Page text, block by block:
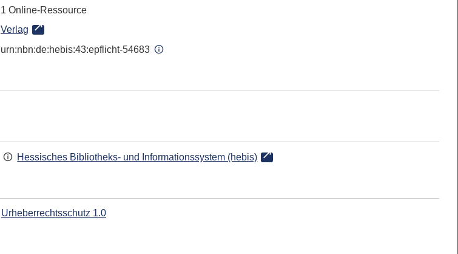
1 Online-Ressource
Verlag
urn:nbn:de:hebis:43:epflicht-54683
Hessisches Bibliotheks- und Informationssystem (hebis)
Urheberrechtsschutz 1.0